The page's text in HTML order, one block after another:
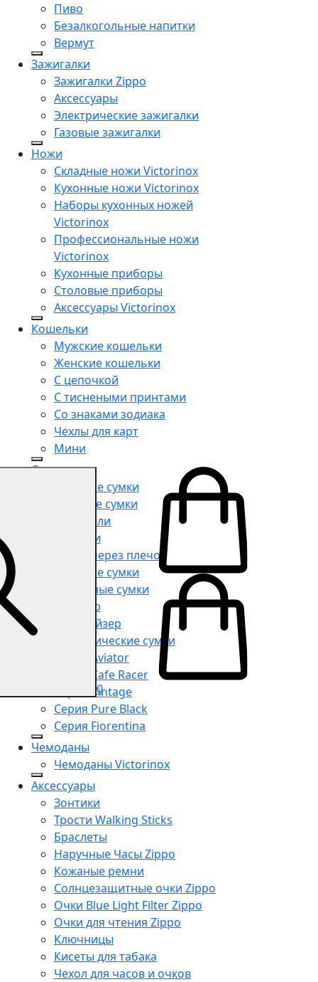
Пиво
Безалкогольные напитки
Вермут
Зажигалки
Зажигалки Zippo
Аксессуары
Электрические зажигалки
Газовые зажигалки
Ножи
Складные ножи Victorinox
Кухонные ножи Victorinox
Наборы кухонных ножей
Victorinox
Профессиональные ножи
Victorinox
Кухонные приборы
Столовые приборы
Аксессуары Victorinox
Кошельки
Мужские кошельки
Женские кошельки
С цепочкой
С тиснеными принтами
Со знаками зодиака
Чехлы для карт
Мини
Сумки
Мужские сумки
Женские сумки
Портфели
Рюкзаки
Сумки через плечо
Поясные сумки
Дорожные сумки
Шоппер
Органайзер
Косметические сумки
Серия Aviator
Серия Cafe Racer
Серия Vintage
Серия Pure Black
Серия Fiorentina
Чемоданы
Чемоданы Victorinox
Аксессуары
Зонтики
Трости Walking Sticks
Браслеты
Наручные Часы Zippo
Кожаные ремни
Солнцезащитные очки Zippo
Очки Blue Light Filter Zippo
Очки для чтения Zippo
Ключницы
Кисеты для табака
Чехол для часов и очков
0